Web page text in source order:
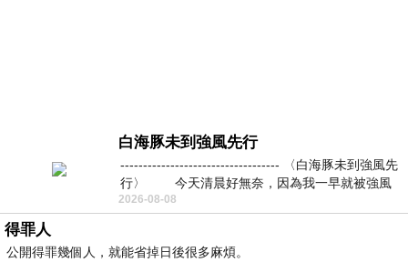
白海豚未到強風先行
----------------------------------- 〈白海豚未到強風先
行〉 今天清晨好無奈，因為我一早就被強風
2026-08-08
得罪人
公開得罪幾個人，就能省掉日後很多麻煩。